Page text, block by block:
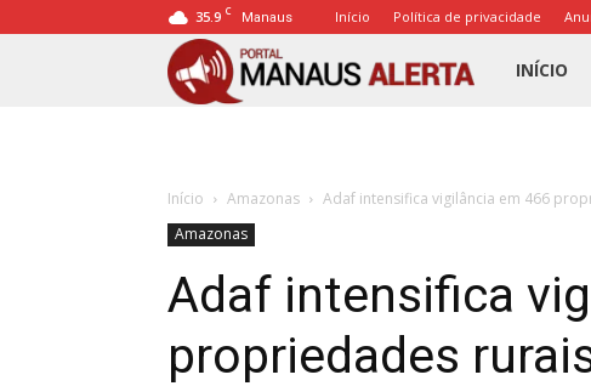
35.9 C Manaus Início Política de privacidade
Portal
INÍCIO
Início Amazonas
Adaf intensifica vigilância em 466
Amazonas
Adaf intensifica
propriedades